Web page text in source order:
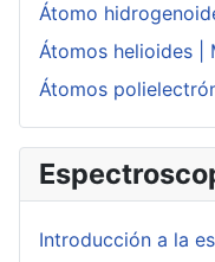
Átomo
Átomos helioides |
Átomos
Introducción a la